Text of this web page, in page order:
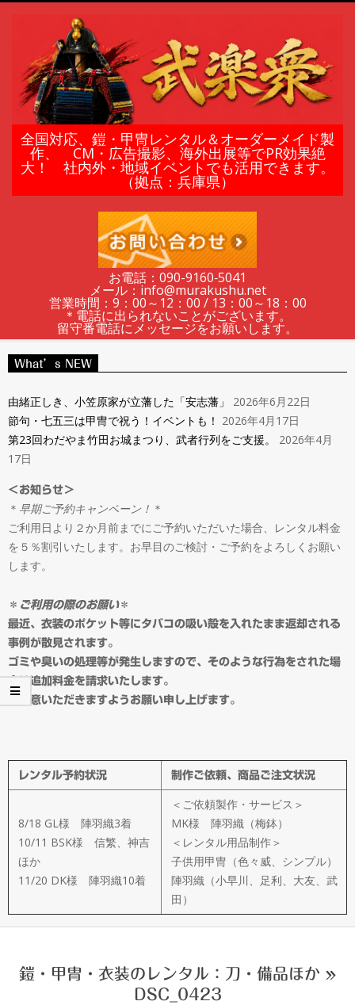
鎧
甲
レ
ン
タ
ル
＆
オ
ー
ダ
ー
メ
イ
ド
製
作
武
楽
全国対応、鎧・甲冑レンタル＆オーダーメイド製
作、 CM・広告撮影、海外出展等でPR効果絶
大！ 社内外・地域イベントでも活用できます。
（拠点：兵庫県）
お電話：090-9160‐5041
メール：info@murakushu.net
営業時間：9：00～12：00 / 13：00～18：00
＊電話に出られないことがございます。
留守番電話にメッセージをお願いします。
Navigation
What’s NEW
由緒正しき、小笠原家が立藩した「安志藩」
2026年6月22日
節句・七五三は甲冑で祝う！イベントも！ 2026年4月17日
第23回わだやま竹田お城まつり、武者行列をご支援。
2026年4月
17日
＜お知らせ＞
＊ 早期ご予約キャンペーン！ ＊
ご利用日より２か月前までにご予約いただいた場合、レンタル料金
を５％割引いたします。お早目のご検討・ご予約をよろしくお願い
します。
＊ ご利用の際のお願い＊
最近、衣装のポケット等にタバコの吸い殻を入れたまま返却される
事例が散見されます。
ゴミや臭いの処理等が発生しますので、そのような行為をされた場
合は追加料金を請求いたします。
ご留意いただきますようお願い申し上げます。
レンタル予約状況 制作ご依頼、商品ご注文状況
8/18 GL様 陣羽織3着
10/11 BSK様 信繁、神吉
ほか
11/20 DK様 陣羽織10着
＜ご依頼製作・サービス＞
MK様 陣羽織（梅鉢）
＜レンタル用品制作＞
子供用甲冑（色々威、シンプル）
陣羽織（小早川、足利、大友、武
田）
鎧・甲冑・衣装のレンタル：刀・備品ほか »
DSC_0423